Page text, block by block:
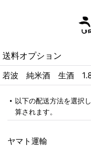
送料オプション
若波 純米酒 生酒
以下の配送方法を選択
算されます。
ヤマト運輸